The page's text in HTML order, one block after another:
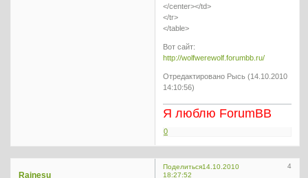
</center></td>
</tr>
</table>
Вот сайт:
http://wolfwerewolf.forumbb.ru/
Отредактировано Рысь (14.10.2010
14:10:56)
Я люблю ForumBB
0
Поделиться 4
14.10.2010
18:27:52
Rainesu